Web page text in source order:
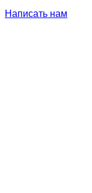
Написать нам